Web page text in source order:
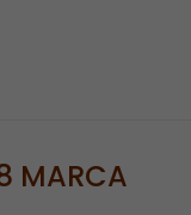
MARCA